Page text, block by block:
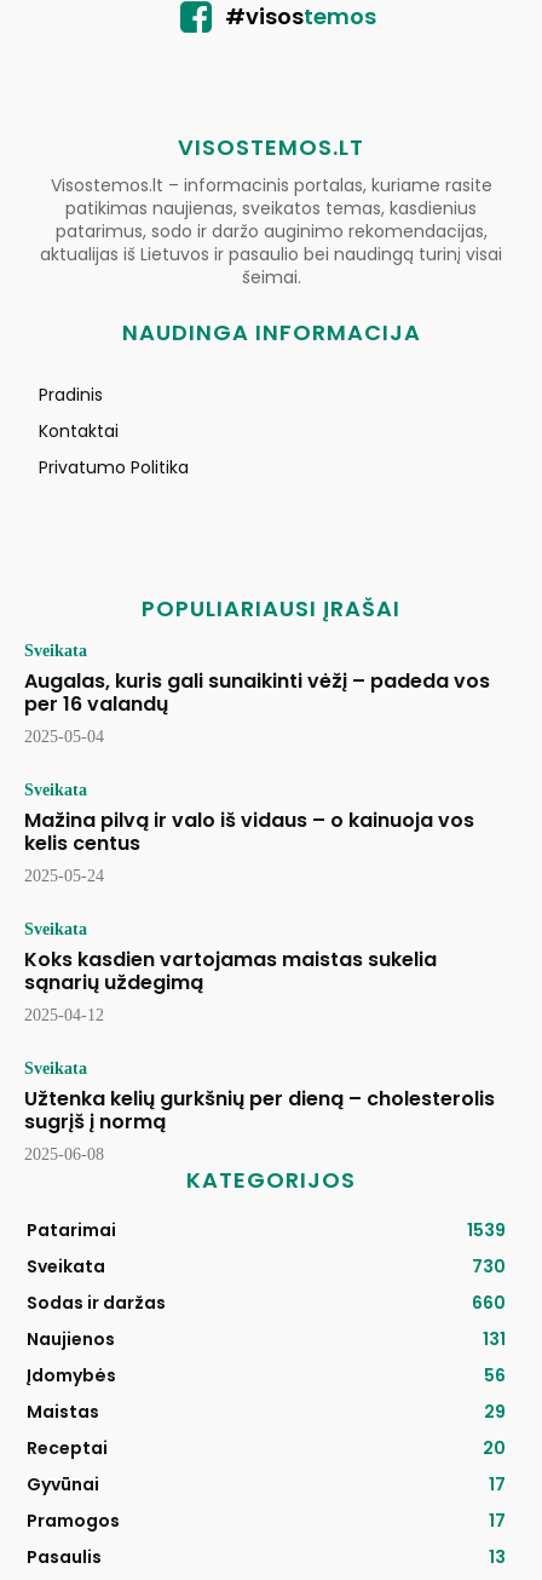
#visostemos
VISOSTEMOS.LT
Visostemos.lt – informacinis portalas, kuriame rasite
patikimas naujienas, sveikatos temas, kasdienius
patarimus, sodo ir daržo auginimo rekomendacijas,
aktualijas iš Lietuvos ir pasaulio bei naudingą turinį visai
šeimai.
NAUDINGA INFORMACIJA
Pradinis
Kontaktai
Privatumo Politika
POPULIARIAUSI ĮRAŠAI
Sveikata
Augalas, kuris gali sunaikinti vėžį – padeda vos
per 16 valandų
2025-05-04
Sveikata
Mažina pilvą ir valo iš vidaus – o kainuoja vos
kelis centus
2025-05-24
Sveikata
Koks kasdien vartojamas maistas sukelia
sąnarių uždegimą
2025-04-12
Sveikata
Užtenka kelių gurkšnių per dieną – cholesterolis
sugrįš į normą
2025-06-08
KATEGORIJOS
Patarimai
1539
Sveikata
730
Sodas ir daržas
660
Naujienos
131
Įdomybės
56
Maistas
29
Receptai
20
Gyvūnai
17
Pramogos
17
Pasaulis
13